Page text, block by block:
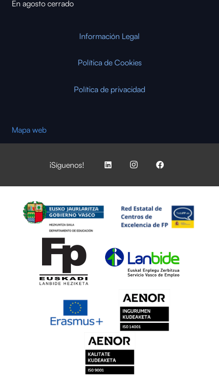
En agosto cerrado
Información Legal
Política de Cookies
Política de privacidad
Mapa web
¡Síguenos!